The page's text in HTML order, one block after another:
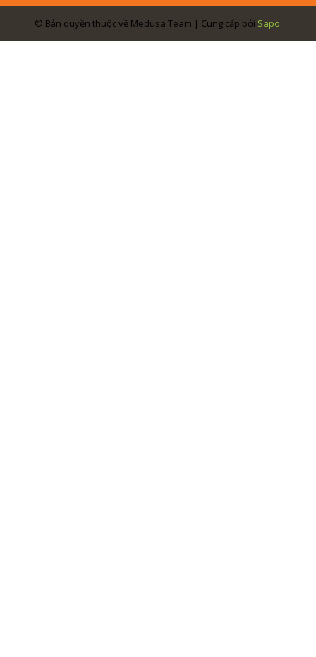
© Bản quyền thuộc về Medusa Team | Cung cấp bởi Sapo.